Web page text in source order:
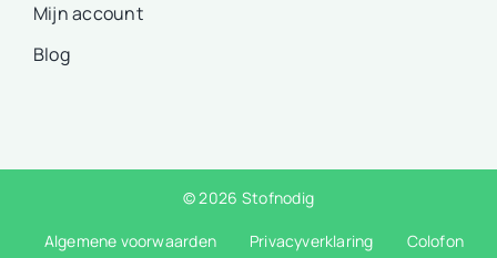
Mijn account
Blog
© 2026 Stofnodig
Algemene voorwaarden Privacyverklaring Colofon